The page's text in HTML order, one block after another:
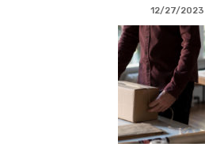
12/27/2023